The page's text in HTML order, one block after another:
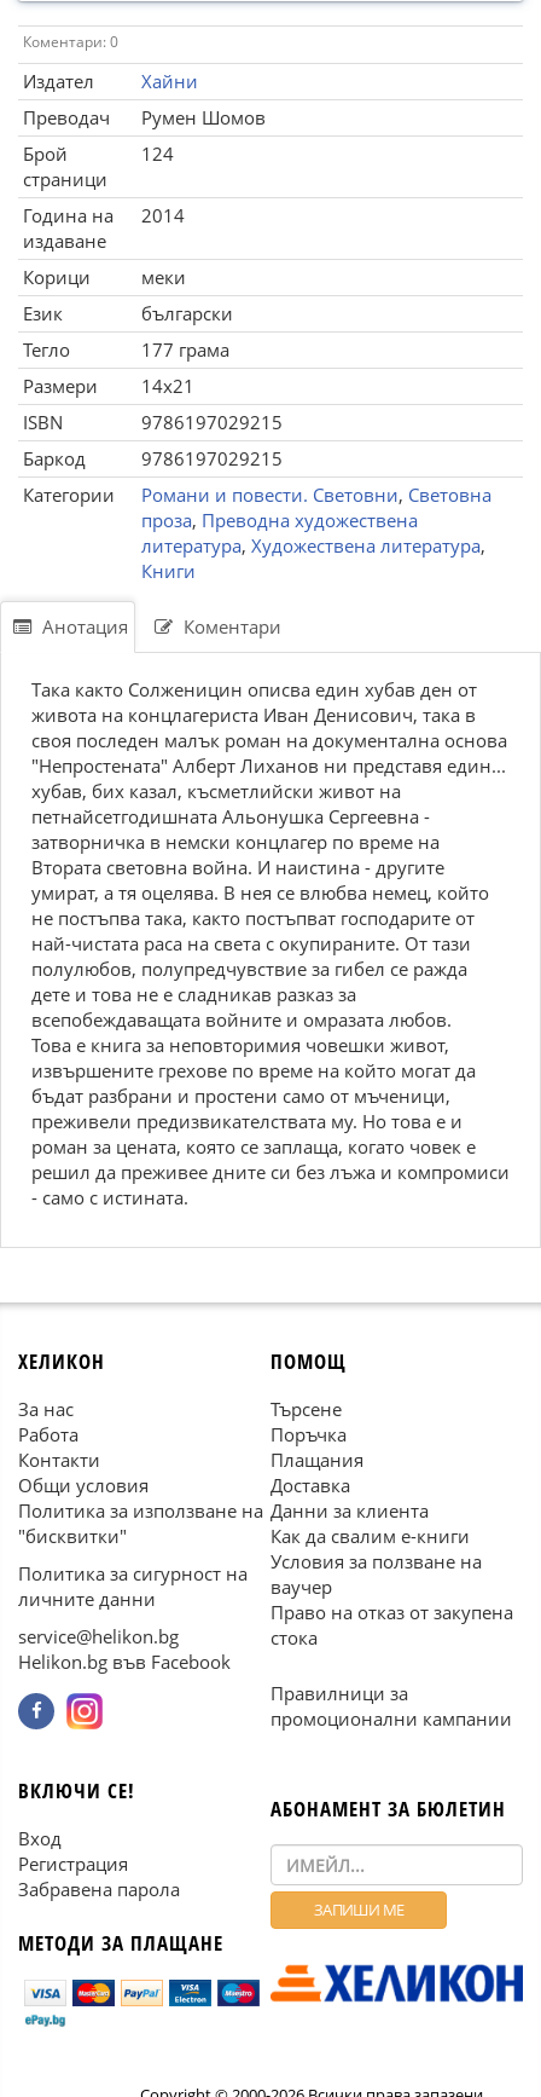
Коментари: 0
Издател
Хайни
Преводач
Румен Шомов
Брой
страници
124
Година на
издаване
2014
Корици
меки
Език
български
Тегло
177 грама
Размери
14x21
ISBN
9786197029215
Баркод
9786197029215
Категории
Романи и повести. Световни, Световна
проза, Преводна художествена
литература, Художествена литература,
Книги
Анотация Коментари
Така както Солженицин описва един хубав ден от
живота на концлагериста Иван Денисович, така в
своя последен малък роман на документална основа
"Непростената" Алберт Лиханов ни представя един...
хубав, бих казал, късметлийски живот на
петнайсетгодишната Альонушка Сергеевна -
затворничка в немски концлагер по време на
Втората световна война. И наистина - другите
умират, а тя оцелява. В нея се влюбва немец, който
не постъпва така, както постъпват господарите от
най-чистата раса на света с окупираните. От тази
полулюбов, полупредчувствие за гибел се ражда
дете и това не е сладникав разказ за
всепобеждаващата войните и омразата любов.
Това е книга за неповторимия човешки живот,
извършените грехове по време на който могат да
бъдат разбрани и простени само от мъченици,
преживели предизвикателствата му. Но това е и
роман за цената, която се заплаща, когато човек е
решил да преживее дните си без лъжа и компромиси
- само с истината.
ХЕЛИКОН
За нас
Работа
Контакти
Общи условия
Политика за използване на
"бисквитки"
Политика за сигурност на
личните данни
service@helikon.bg
Helikon.bg във Facebook
ПОМОЩ
Търсене
Поръчка
Плащания
Доставка
Данни за клиента
Как да свалим е-книги
Условия за ползване на
ваучер
Право на отказ от закупена
стока
Правилници за
промоционални кампании
ВКЛЮЧИ СЕ!
Вход
Регистрация
Забравена парола
МЕТОДИ ЗА ПЛАЩАНЕ
АБОНАМЕНТ ЗА БЮЛЕТИН